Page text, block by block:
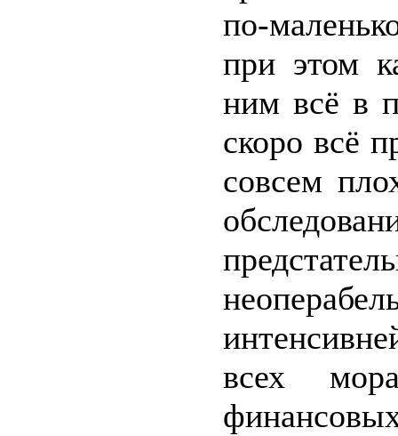
по-
при этом
ним всё в
скоро всё
совсем
всех